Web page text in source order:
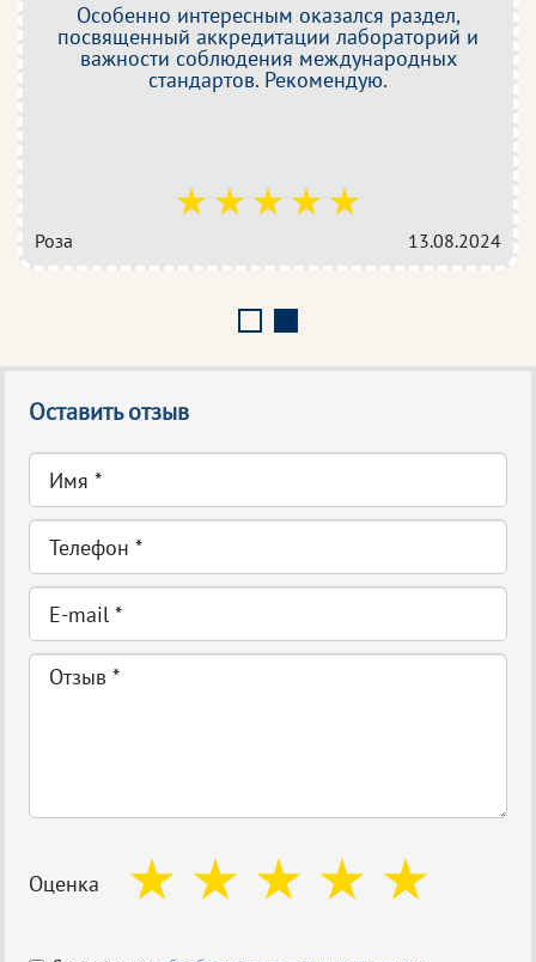
Особенно интересным оказался раздел,
посвященный аккредитации лабораторий и
важности соблюдения международных
стандартов. Рекомендую.
Роза 13.08.2024
Оставить отзыв
Оценка